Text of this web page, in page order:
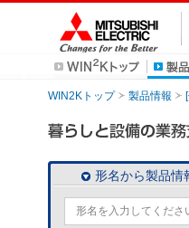
WIN2Kトップ 製品情報
形名から製品情